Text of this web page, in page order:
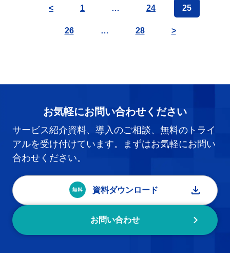
< 1 … 24 25
26 … 28 >
お気軽にお問い合わせください
サービス紹介資料、導入のご相談、無料のトライ
アルを受け付けています。まずはお気軽にお問い
合わせください。
資料ダウンロード
お問い合わせ